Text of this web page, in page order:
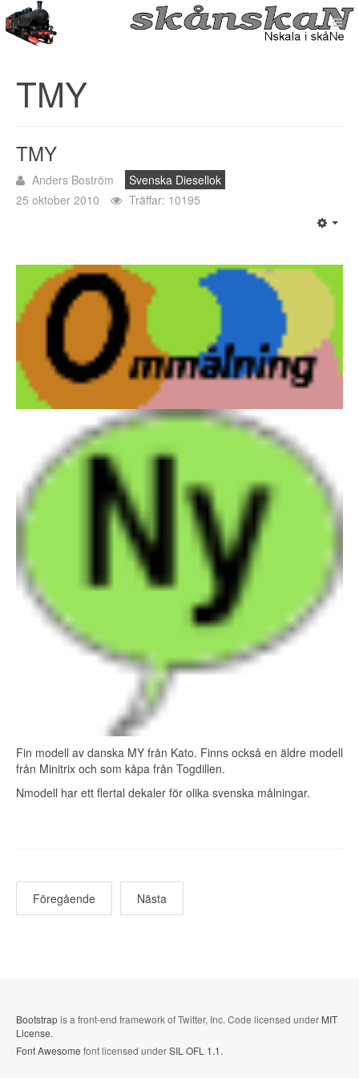
TMY
TMY
Anders Boström
Svenska Diesellok
25 oktober 2010
Träffar: 10195
Fin modell av danska MY från Kato. Finns också en äldre modell
från Minitrix och som kåpa från Togdillen.
Nmodell har ett flertal dekaler för olika svenska målningar.
Föregående Nästa
Bootstrapis a front-end framework of Twitter, Inc. Code licensed under MIT
License.
Font Awesome font licensed underSIL OFL 1.1.